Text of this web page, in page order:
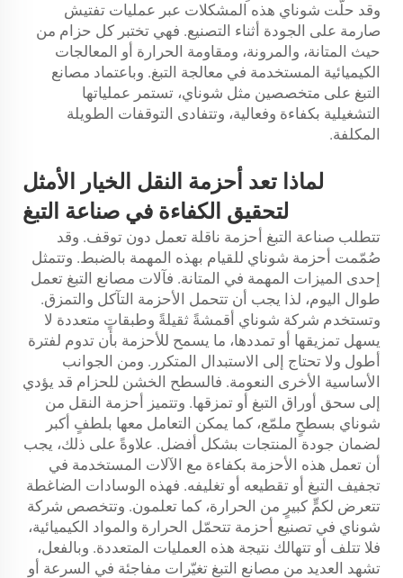
وقد حلّت شوناي هذه المشكلات عبر عمليات تفتيش
صارمة على الجودة أثناء التصنيع. فهي تختبر كل حزام من
حيث المتانة، والمرونة، ومقاومة الحرارة أو المعالجات
الكيميائية المستخدمة في معالجة التبغ. وباعتماد مصانع
التبغ على متخصصين مثل شوناي، تستمر عملياتها
التشغيلية بكفاءة وفعالية، وتتفادى التوقفات الطويلة
المكلفة.
لماذا تعد أحزمة النقل الخيار الأمثل
لتحقيق الكفاءة في صناعة التبغ
تتطلب صناعة التبغ أحزمة ناقلة تعمل دون توقف. وقد
صُمّمت أحزمة شوناي للقيام بهذه المهمة بالضبط. وتتمثل
إحدى الميزات المهمة في المتانة. فآلات مصانع التبغ تعمل
طوال اليوم، لذا يجب أن تتحمل الأحزمة التآكل والتمزق.
وتستخدم شركة شوناي أقمشةً ثقيلةً وطبقاتٍ متعددة لا
يسهل تمزيقها أو تمددها، ما يسمح للأحزمة بأن تدوم لفترة
أطول ولا تحتاج إلى الاستبدال المتكرر. ومن الجوانب
الأساسية الأخرى النعومة. فالسطح الخشن للحزام قد يؤدي
إلى سحق أوراق التبغ أو تمزقها. وتتميز أحزمة النقل من
شوناي بسطحٍ ملمّع، كما يمكن التعامل معها بلطفٍ أكبر
لضمان جودة المنتجات بشكل أفضل. علاوةً على ذلك، يجب
أن تعمل هذه الأحزمة بكفاءة مع الآلات المستخدمة في
تجفيف التبغ أو تقطيعه أو تغليفه. فهذه الوسادات الضاغطة
تتعرض لكمٍّ كبيرٍ من الحرارة، كما تعلمون. وتتخصص شركة
شوناي في تصنيع أحزمة تتحمّل الحرارة والمواد الكيميائية،
فلا تتلف أو تتهالك نتيجة هذه العمليات المتعددة. وبالفعل،
تشهد العديد من مصانع التبغ تغيّرات مفاجئة في السرعة أو